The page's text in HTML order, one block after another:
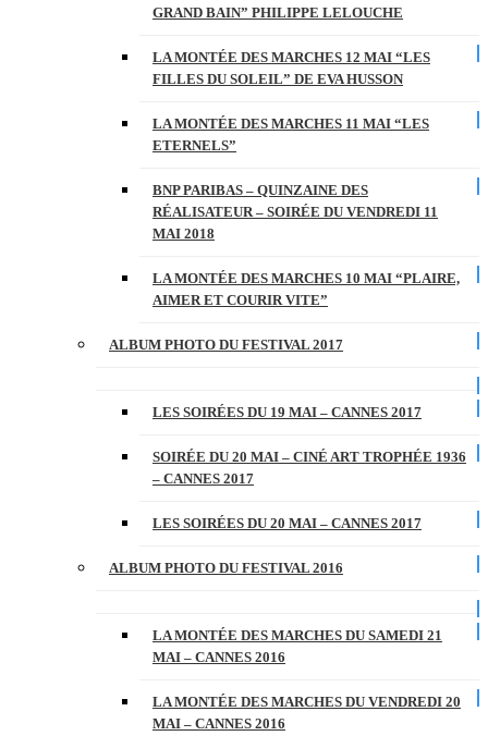
GRAND BAIN” PHILIPPE LELOUCHE
LA MONTÉE DES MARCHES 12 MAI “LES
FILLES DU SOLEIL” DE EVA HUSSON
LA MONTÉE DES MARCHES 11 MAI “LES
ETERNELS”
BNP PARIBAS – QUINZAINE DES
RÉALISATEUR – SOIRÉE DU VENDREDI 11
MAI 2018
LA MONTÉE DES MARCHES 10 MAI “PLAIRE,
AIMER ET COURIR VITE”
ALBUM PHOTO DU FESTIVAL 2017
LES SOIRÉES DU 19 MAI – CANNES 2017
SOIRÉE DU 20 MAI – CINÉ ART TROPHÉE 1936
– CANNES 2017
LES SOIRÉES DU 20 MAI – CANNES 2017
ALBUM PHOTO DU FESTIVAL 2016
LA MONTÉE DES MARCHES DU SAMEDI 21
MAI – CANNES 2016
LA MONTÉE DES MARCHES DU VENDREDI 20
MAI – CANNES 2016